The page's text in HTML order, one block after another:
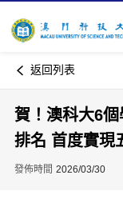
返回列表
賀！澳科大6
排名 首度實現
發佈時間 2026/03/30